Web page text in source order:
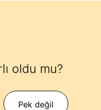
oldu mu?
Pek değil